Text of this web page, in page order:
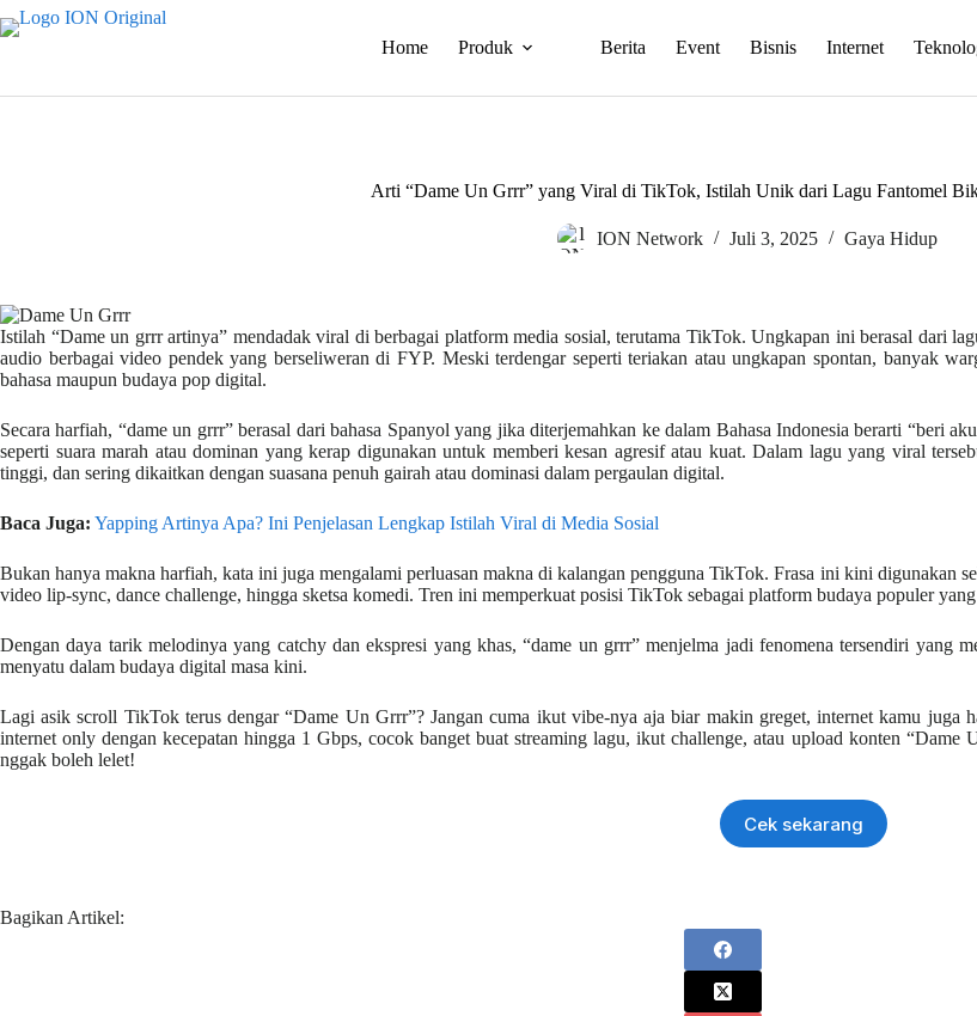
Skip
to
Home Produk Berita Event Bisnis Internet
Arti “Dame Un Grrr” yang Viral di TikTok, Istilah Unik dari Lagu Fantomel
ION Network Juli 3, 2025 Gaya Hidup
Istilah “Dame un grrr artinya” mendadak viral di berbagai platform media sosial, terutama TikTok. Ungkapan ini berasal dari
audio berbagai video pendek yang berseliweran di FYP. Meski terdengar seperti teriakan atau ungkapan spontan, banyak
bahasa maupun budaya pop digital.
Secara harfiah, “dame un grrr” berasal dari bahasa Spanyol yang jika diterjemahkan ke dalam Bahasa Indonesia berarti “beri
seperti suara marah atau dominan yang kerap digunakan untuk memberi kesan agresif atau kuat. Dalam lagu yang viral
tinggi, dan sering dikaitkan dengan suasana penuh gairah atau dominasi dalam pergaulan digital.
Baca Juga: Yapping Artinya Apa? Ini Penjelasan Lengkap Istilah Viral di Media Sosial
Bukan hanya makna harfiah, kata ini juga mengalami perluasan makna di kalangan pengguna TikTok. Frasa ini kini digunakan
video lip-sync, dance challenge, hingga sketsa komedi. Tren ini memperkuat posisi TikTok sebagai platform budaya populer
Dengan daya tarik melodinya yang catchy dan ekspresi yang khas, “dame un grrr” menjelma jadi fenomena tersendiri yang
menyatu dalam budaya digital masa kini.
Lagi asik scroll TikTok terus dengar “Dame Un Grrr”? Jangan cuma ikut vibe-nya aja biar makin greget, internet kamu
internet only dengan kecepatan hingga 1 Gbps, cocok banget buat streaming lagu, ikut challenge, atau upload konten
nggak boleh lelet!
Cek sekarang
Bagikan Artikel: